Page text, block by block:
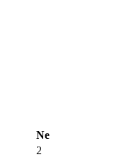
Ne
2